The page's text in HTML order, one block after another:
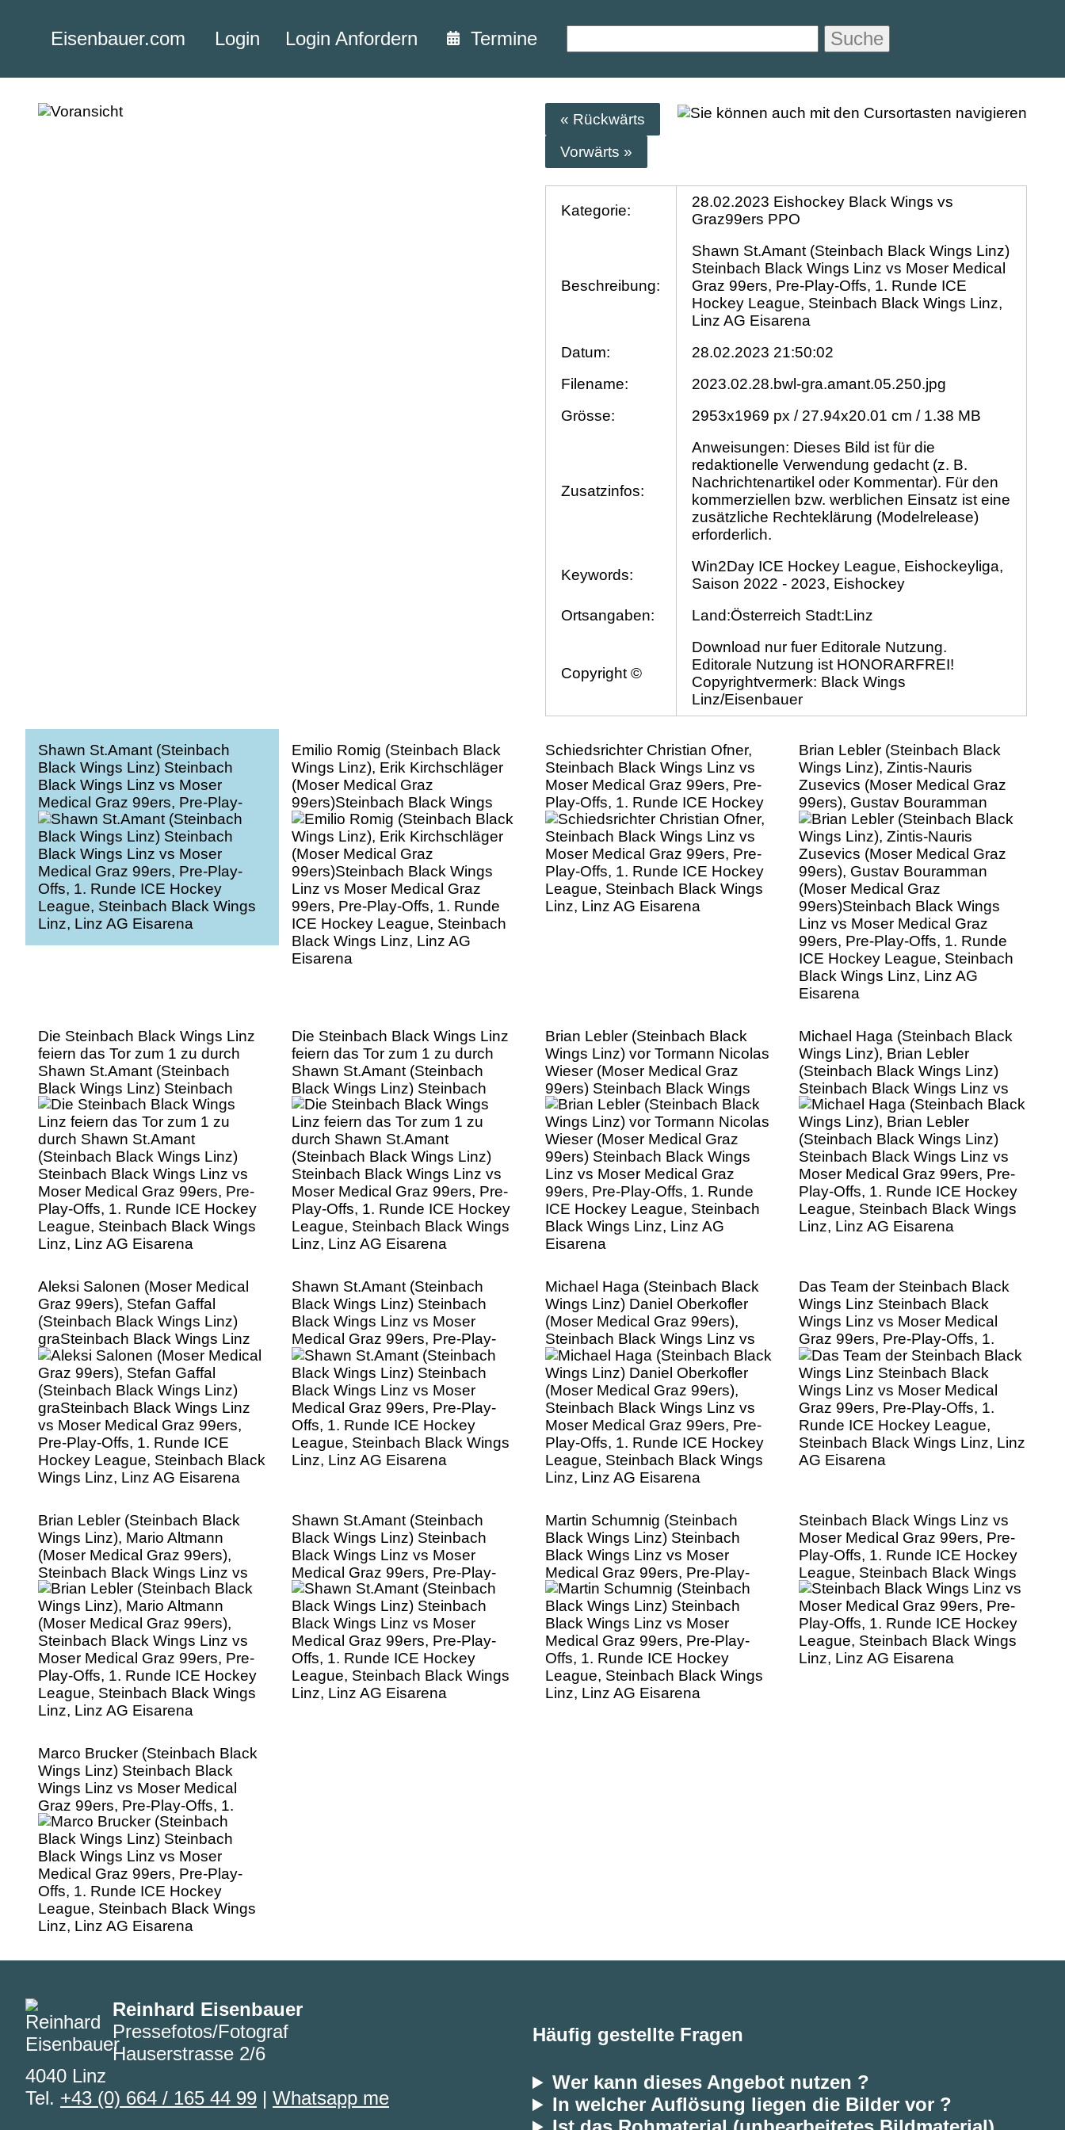
Eisenbauer.com Login Login Anfordern Termine Suche
« Rückwärts
Vorwärts »
Kategorie:
28.02.2023 Eishockey Black Wings vs
Graz99ers PPO
Beschreibung:
Shawn St.Amant (Steinbach Black Wings Linz)
Steinbach Black Wings Linz vs Moser Medical
Graz 99ers, Pre-Play-Offs, 1. Runde ICE
Hockey League, Steinbach Black Wings Linz,
Linz AG Eisarena
Datum:
28.02.2023 21:50:02
Filename:
2023.02.28.bwl-gra.amant.05.250.jpg
Grösse:
2953x1969 px / 27.94x20.01 cm / 1.38 MB
Zusatzinfos:
Anweisungen: Dieses Bild ist für die
redaktionelle Verwendung gedacht (z. B.
Nachrichtenartikel oder Kommentar). Für den
kommerziellen bzw. werblichen Einsatz ist eine
zusätzliche Rechteklärung (Modelrelease)
erforderlich.
Keywords:
Win2Day ICE Hockey League, Eishockeyliga,
Saison 2022 - 2023, Eishockey
Ortsangaben:
Land:Österreich Stadt:Linz
Copyright ©
Download nur fuer Editorale Nutzung.
Editorale Nutzung ist HONORARFREI!
Copyrightvermerk: Black Wings
Linz/Eisenbauer
Shawn St.Amant (Steinbach
Black Wings Linz) Steinbach
Black Wings Linz vs Moser
Medical Graz 99ers, Pre-Play-
Offs, 1. Runde ICE Hockey
League, Steinbach Black Wings
Linz, Linz AG Eisarena
Emilio Romig (Steinbach Black
Wings Linz), Erik Kirchschläger
(Moser Medical Graz
99ers)Steinbach Black Wings
Linz vs Moser Medical Graz
99ers, Pre-Play-Offs, 1. Runde
ICE Hockey League, Steinbach
Black Wings Linz, Linz AG
Eisarena
Schiedsrichter Christian Ofner,
Steinbach Black Wings Linz vs
Moser Medical Graz 99ers, Pre-
Play-Offs, 1. Runde ICE Hockey
League, Steinbach Black Wings
Linz, Linz AG Eisarena
Brian Lebler (Steinbach Black
Wings Linz), Zintis-Nauris
Zusevics (Moser Medical Graz
99ers), Gustav Bouramman
(Moser Medical Graz
99ers)Steinbach Black Wings
Linz vs Moser Medical Graz
99ers, Pre-Play-Offs, 1. Runde
ICE Hockey League, Steinbach
Black Wings Linz, Linz AG
Eisarena
Die Steinbach Black Wings Linz
feiern das Tor zum 1 zu durch
Shawn St.Amant (Steinbach
Black Wings Linz) Steinbach
Black Wings Linz vs Moser
Medical Graz 99ers, Pre-Play-
Offs, 1. Runde ICE Hockey
League, Steinbach Black Wings
Linz, Linz AG Eisarena
Die Steinbach Black Wings Linz
feiern das Tor zum 1 zu durch
Shawn St.Amant (Steinbach
Black Wings Linz) Steinbach
Black Wings Linz vs Moser
Medical Graz 99ers, Pre-Play-
Offs, 1. Runde ICE Hockey
League, Steinbach Black Wings
Linz, Linz AG Eisarena
Brian Lebler (Steinbach Black
Wings Linz) vor Tormann Nicolas
Wieser (Moser Medical Graz
99ers) Steinbach Black Wings
Linz vs Moser Medical Graz
99ers, Pre-Play-Offs, 1. Runde
ICE Hockey League, Steinbach
Black Wings Linz, Linz AG
Eisarena
Michael Haga (Steinbach Black
Wings Linz), Brian Lebler
(Steinbach Black Wings Linz)
Steinbach Black Wings Linz vs
Moser Medical Graz 99ers, Pre-
Play-Offs, 1. Runde ICE Hockey
League, Steinbach Black Wings
Linz, Linz AG Eisarena
Aleksi Salonen (Moser Medical
Graz 99ers), Stefan Gaffal
(Steinbach Black Wings Linz)
graSteinbach Black Wings Linz
vs Moser Medical Graz 99ers,
Pre-Play-Offs, 1. Runde ICE
Hockey League, Steinbach Black
Wings Linz, Linz AG Eisarena
Shawn St.Amant (Steinbach
Black Wings Linz) Steinbach
Black Wings Linz vs Moser
Medical Graz 99ers, Pre-Play-
Offs, 1. Runde ICE Hockey
League, Steinbach Black Wings
Linz, Linz AG Eisarena
Michael Haga (Steinbach Black
Wings Linz) Daniel Oberkofler
(Moser Medical Graz 99ers),
Steinbach Black Wings Linz vs
Moser Medical Graz 99ers, Pre-
Play-Offs, 1. Runde ICE Hockey
League, Steinbach Black Wings
Linz, Linz AG Eisarena
Das Team der Steinbach Black
Wings Linz Steinbach Black
Wings Linz vs Moser Medical
Graz 99ers, Pre-Play-Offs, 1.
Runde ICE Hockey League,
Steinbach Black Wings Linz, Linz
AG Eisarena
Brian Lebler (Steinbach Black
Wings Linz), Mario Altmann
(Moser Medical Graz 99ers),
Steinbach Black Wings Linz vs
Moser Medical Graz 99ers, Pre-
Play-Offs, 1. Runde ICE Hockey
League, Steinbach Black Wings
Linz, Linz AG Eisarena
Shawn St.Amant (Steinbach
Black Wings Linz) Steinbach
Black Wings Linz vs Moser
Medical Graz 99ers, Pre-Play-
Offs, 1. Runde ICE Hockey
League, Steinbach Black Wings
Linz, Linz AG Eisarena
Martin Schumnig (Steinbach
Black Wings Linz) Steinbach
Black Wings Linz vs Moser
Medical Graz 99ers, Pre-Play-
Offs, 1. Runde ICE Hockey
League, Steinbach Black Wings
Linz, Linz AG Eisarena
Steinbach Black Wings Linz vs
Moser Medical Graz 99ers, Pre-
Play-Offs, 1. Runde ICE Hockey
League, Steinbach Black Wings
Linz, Linz AG Eisarena
Marco Brucker (Steinbach Black
Wings Linz) Steinbach Black
Wings Linz vs Moser Medical
Graz 99ers, Pre-Play-Offs, 1.
Runde ICE Hockey League,
Steinbach Black Wings Linz, Linz
AG Eisarena
Reinhard Eisenbauer
Pressefotos/Fotograf
Hauserstrasse 2/6
4040 Linz
Tel. +43 (0) 664 / 165 44 99 | Whatsapp me
Häufig gestellte Fragen
Wer kann dieses Angebot nutzen ?
In welcher Auflösung liegen die Bilder vor ?